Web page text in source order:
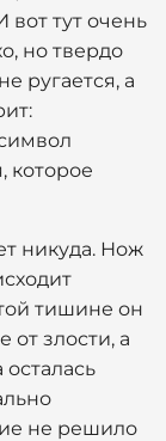
вот тут очень
но твердо
ругается, а
которое
никуда. Нож
тишине он
от злости, а
не решило